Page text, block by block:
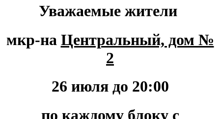
Уважаемые жители
мкр-на Центральный, дом №
2
26 июля до 20:00
по каждому блоку с